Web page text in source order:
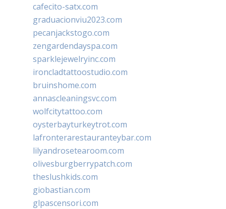
cafecito-satx.com
graduacionviu2023.com
pecanjackstogo.com
zengardendayspa.com
sparklejewelryinc.com
ironcladtattoostudio.com
bruinshome.com
annascleaningsvc.com
wolfcitytattoo.com
oysterbayturkeytrot.com
lafronterarestauranteybar.com
lilyandrosetearoom.com
olivesburgberrypatch.com
theslushkids.com
giobastian.com
glpascensori.com